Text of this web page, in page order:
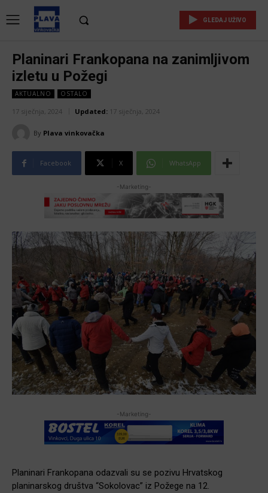
GLEDAJ UŽIVO
Planinari Frankopana na zanimljivom
izletu u Požegi
AKTUALNO OSTALO
17 siječnja, 2024 Updated: 17 siječnja, 2024
By Plava vinkovačka
Facebook X WhatsApp
-Marketing-
-Marketing-
Planinari Frankopana odazvali su se pozivu Hrvatskog
planinarskog društva “Sokolovac” iz Požege na 12.